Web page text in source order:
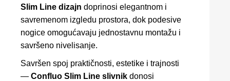
Slim Line dizajn doprinosi elegantnom i
savremenom izgledu prostora, dok podesive
nogice omogućavaju jednostavnu montažu i
savršeno nivelisanje.
Savršen spoj praktičnosti, estetike i trajnosti
— Confluo Slim Line slivnik donosi